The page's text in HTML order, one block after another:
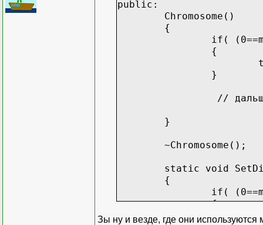
public:
Chromosome()
{
if(
{
}
// дальше по
}
~Chromosome();
static void
{
if(
{
Зы ну и везде, где они используются